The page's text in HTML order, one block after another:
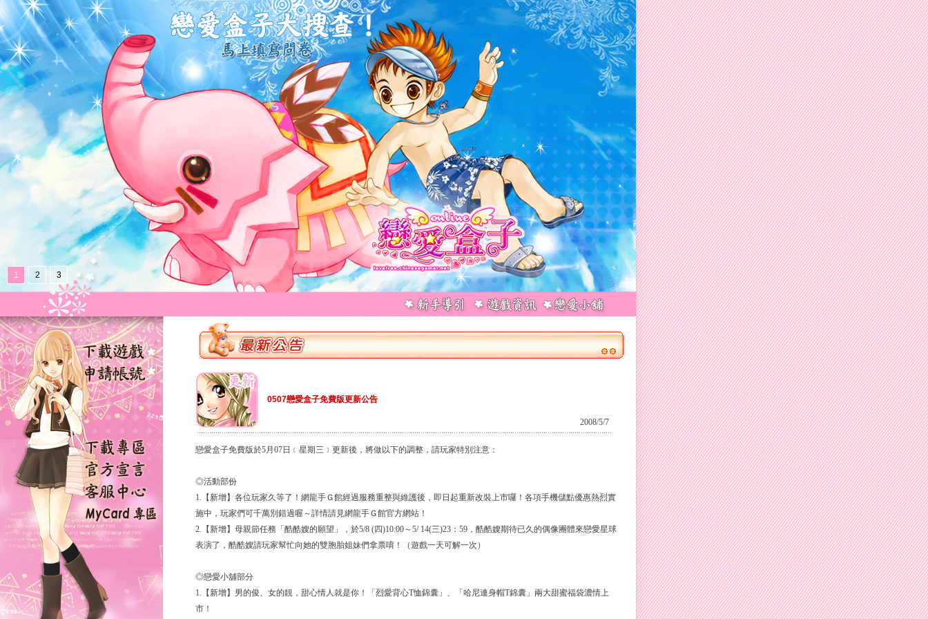
1 2 3
0507戀愛盒子免費版更新公告
2008/5/7
戀愛盒子免費版於5月07日﹝星期三﹞更新後，將做以下的調整，請玩家特別注意：
◎活動部份
1.【新增】各位玩家久等了！網龍手Ｇ館經過服務重整與維護後，即日起重新改裝上市囉！各項手機儲點優惠熱烈實
施中，玩家們可千萬別錯過喔～詳情請見網龍手Ｇ館官方網站！
2.【新增】母親節任務「酷酷嫂的願望」，於5/8 (四)10:00～5/ 14(三)23：59，酷酷嫂期待已久的偶像團體來戀愛星球
表演了，酷酷嫂請玩家幫忙向她的雙胞胎姐妹們拿票唷！（遊戲一天可解一次）
◎戀愛小舖部分
1.【新增】男的俊、女的靚，甜心情人就是你！「烈愛背心T恤錦囊」、「哈尼連身帽T錦囊」兩大甜蜜福袋濃情上
市！